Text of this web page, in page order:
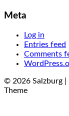
Meta
Log in
Entries feed
Comments
© 2026 Salzburg
Theme